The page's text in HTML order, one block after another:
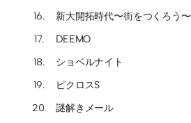
新大開拓時代〜街をつくろう〜
DEEMO
ショベルナイト
ピクロスS
謎解きメール